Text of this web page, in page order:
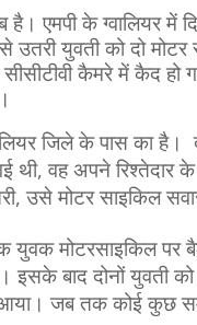
एमपी के ग्‍वालियर में
उतरी युवती को दो
कैमरे में कैद हो
जिले के पास का है।
थी, वह अपने रिश्तेदार
उसे मोटर साइकिल
युवक मोटरसाइकिल पर
इसके बाद दोनों युवती
जब तक कोई कुछ